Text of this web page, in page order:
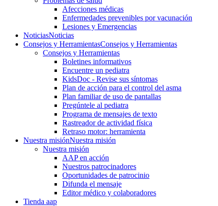
Afecciones médicas
Enfermedades prevenibles por vacunación
Lesiones y Emergencias
NoticiasNoticias
Consejos y HerramientasConsejos y Herramientas
Consejos y Herramientas
Boletines informativos
Encuentre un pediatra
KidsDoc - Revise sus síntomas
Plan de acción para el control del asma
Plan familiar de uso de pantallas
Pregúntele al pediatra
Programa de mensajes de texto
Rastre​​ador de activida​d física
Retraso motor: herramienta
Nuestra misiónNuestra misión
Nuestra misión
AAP en acción
Nuestros patrocinadores
Oportunidades de patrocinio
Difunda el mensaje
Editor médico y colaboradores
Tienda aap